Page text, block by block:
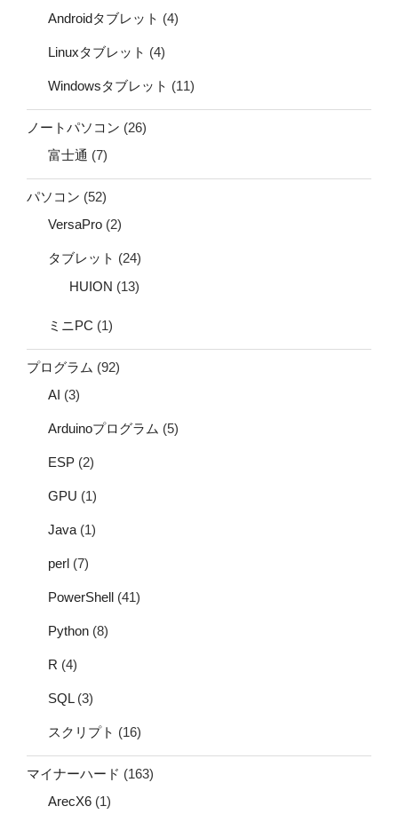
Androidタブレット (4)
Linuxタブレット (4)
Windowsタブレット (11)
ノートパソコン (26)
富士通 (7)
パソコン (52)
VersaPro (2)
タブレット (24)
HUION (13)
ミニPC (1)
プログラム (92)
AI (3)
Arduinoプログラム (5)
ESP (2)
GPU (1)
Java (1)
perl (7)
PowerShell (41)
Python (8)
R (4)
SQL(3)
スクリプト (16)
マイナーハード (163)
ArecX6 (1)